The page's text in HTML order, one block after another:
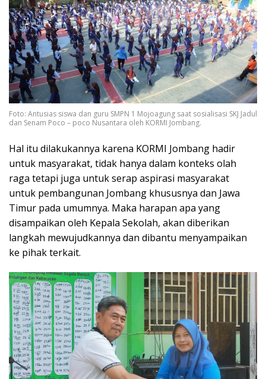
Foto: Antusias siswa dan guru SMPN 1 Mojoagung saat sosialisasi SKJ Jadul
dan Senam Poco – poco Nusantara oleh KORMI Jombang.
Hal itu dilakukannya karena KORMI Jombang hadir
untuk masyarakat, tidak hanya dalam konteks olah
raga tetapi juga untuk serap aspirasi masyarakat
untuk pembangunan Jombang khususnya dan Jawa
Timur pada umumnya. Maka harapan apa yang
disampaikan oleh Kepala Sekolah, akan diberikan
langkah mewujudkannya dan dibantu menyampaikan
ke pihak terkait.